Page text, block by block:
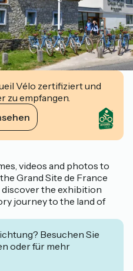
Vélo zertifiziert und
zu empfangen.
videos and photos to
Grand Site de France
discover the exhibition
journey to the land of
Besuchen Sie
oder für mehr